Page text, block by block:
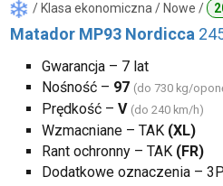
/ Klasa ekonomiczna / Nowe /
Matador MP93 Nordicca
Gwarancja – 7 lat
Nośność – 97 (do 730 kg/
Prędkość – V (do 240 km/h)
Wzmacniane – TAK (XL)
Rant ochronny – TAK (FR)
Dodatkowe oznaczenia –